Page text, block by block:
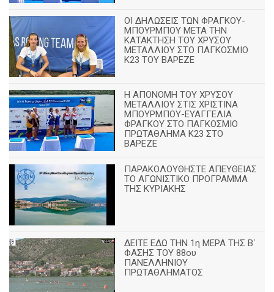
ΟΙ ΔΗΛΩΣΕΙΣ ΤΩΝ ΦΡΑΓΚΟΥ-
ΜΠΟΥΡΜΠΟΥ ΜΕΤΑ ΤΗΝ
ΚΑΤΑΚΤΗΣΗ ΤΟΥ ΧΡΥΣΟΥ
ΜΕΤΑΛΛΙΟΥ ΣΤΟ ΠΑΓΚΟΣΜΙΟ
Κ23 ΤΟΥ ΒΑΡΕΖΕ
Η ΑΠΟΝΟΜΗ ΤΟΥ ΧΡΥΣΟΥ
ΜΕΤΑΛΛΙΟΥ ΣΤΙΣ ΧΡΙΣΤΙΝΑ
ΜΠΟΥΡΜΠΟΥ-ΕΥΑΓΓΕΛΙΑ
ΦΡΑΓΚΟΥ ΣΤΟ ΠΑΓΚΟΣΜΙΟ
ΠΡΩΤΑΘΛΗΜΑ Κ23 ΣΤΟ
ΒΑΡΕΖΕ
ΠΑΡΑΚΟΛΟΥΘΗΣΤΕ ΑΠΕΥΘΕΙΑΣ
ΤΟ ΑΓΩΝΙΣΤΙΚΟ ΠΡΟΓΡΑΜΜΑ
ΤΗΣ ΚΥΡΙΑΚΗΣ
ΔΕΙΤΕ ΕΔΩ ΤΗΝ 1η ΜΕΡΑ ΤΗΣ Β΄
ΦΑΣΗΣ ΤΟΥ 88ου
ΠΑΝΕΛΛΗΝΙΟΥ
ΠΡΩΤΑΘΛΗΜΑΤΟΣ